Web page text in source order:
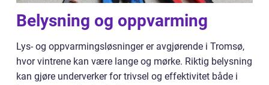
Belysning og oppvarming
Lys- og oppvarmingsløsninger er avgjørende i Tromsø,
hvor vintrene kan være lange og mørke. Riktig belysning
kan gjøre underverker for trivsel og effektivitet både i